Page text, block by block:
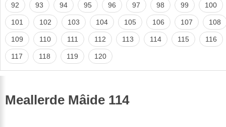
92 93 94 95 96 97 98 99 100
101 102 103 104 105 106 107 108
109 110 111 112 113 114 115 116
117 118 119 120
Meallerde Mâide 114